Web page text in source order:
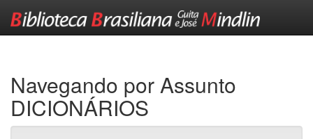
Navegando por Assunto
DICIONÁRIOS